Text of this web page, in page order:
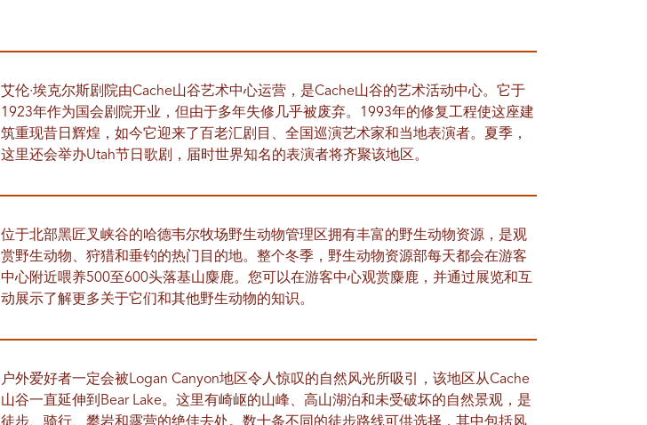
艾伦·埃克尔斯剧院由Cache山谷艺术中心运营，是Cache山谷的艺术活动中心。它于
1923年作为国会剧院开业，但由于多年失修几乎被废弃。1993年的修复工程使这座建
筑重现昔日辉煌，如今它迎来了百老汇剧目、全国巡演艺术家和当地表演者。夏季，
这里还会举办Utah节日歌剧，届时世界知名的表演者将齐聚该地区。
位于北部黑匠叉峡谷的哈德韦尔牧场野生动物管理区拥有丰富的野生动物资源，是观
赏野生动物、狩猎和垂钓的热门目的地。整个冬季，野生动物资源部每天都会在游客
中心附近喂养500至600头落基山麋鹿。您可以在游客中心观赏麋鹿，并通过展览和互
动展示了解更多关于它们和其他野生动物的知识。
户外爱好者一定会被Logan Canyon地区令人惊叹的自然风光所吸引，该地区从Cache
山谷一直延伸到Bear Lake。这里有崎岖的山峰、高山湖泊和未受破坏的自然景观，是